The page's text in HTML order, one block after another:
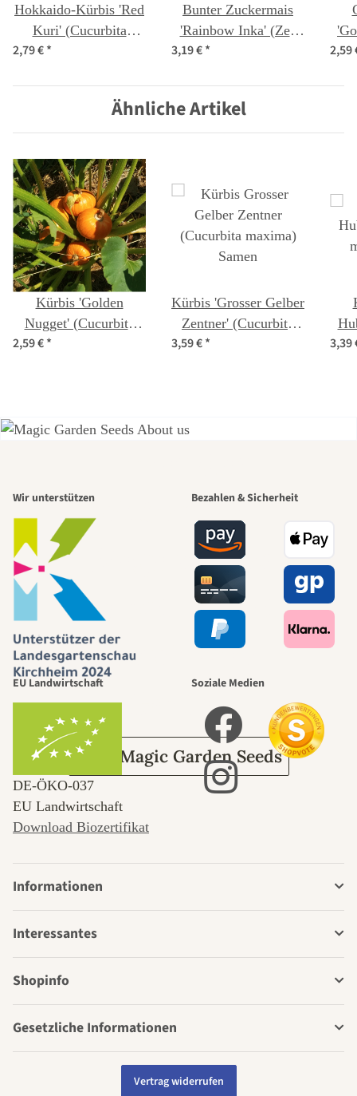
Hokkaido-Kürbis 'Red
Kuri' (Cucurbita
maxima) Bio Saatgut
2,79 €*
Bunter Zuckermais
'Rainbow Inka' (Zea
mays) Bio Saatgut
3,19 €* 2,59
Ähnliche Artikel
Kürbis 'Golden
Nugget' (Cucurbita
maxima) Samen
2,59 €*
Kürbis 'Grosser Gelber
Zentner' (Cucurbita
maxima) Samen
3,59 €* 3,39
schönsten
Wege zu uns
selbst führt
durch den
Garten
Über Magic Garden Seeds
Wir unterstützen Bezahlen & Sicherheit
EU Landwirtschaft
DE‑ÖKO‑037
EU Landwirtschaft
Download Biozertifikat
Soziale Medien
Informationen
Interessantes
Shopinfo
Gesetzliche Informationen
Vertrag widerrufen